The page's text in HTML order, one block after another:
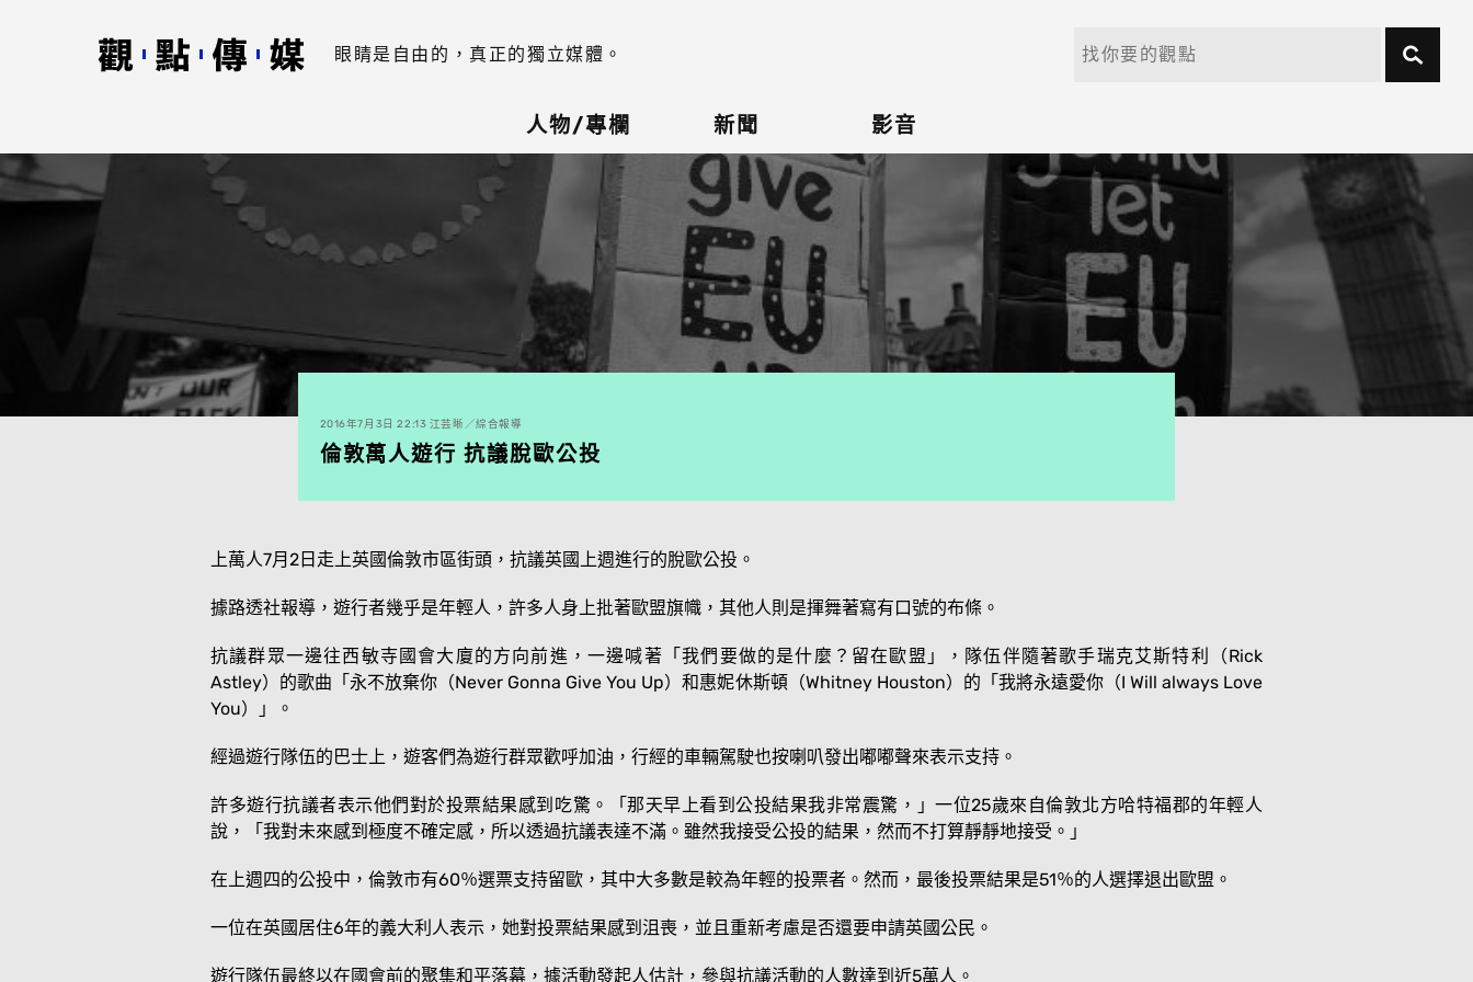
眼睛是自由的，真正的獨立媒體。
人物/專欄 新聞 影音
2016年7月3日 22:13 江芸晰／綜合報導
倫敦萬人遊行 抗議脫歐公投
上萬人7月2日走上英國倫敦市區街頭，抗議英國上週進行的脫歐公投。
據路透社報導，遊行者幾乎是年輕人，許多人身上批著歐盟旗幟，其他人則是揮舞著寫有口號的布條。
抗議群眾一邊往西敏寺國會大廈的方向前進，一邊喊著「我們要做的是什麼？留在歐盟」，隊伍伴隨著歌手瑞克艾斯特利（Rick
Astley）的歌曲「永不放棄你（Never Gonna Give You Up）和惠妮休斯頓（Whitney Houston）的「我將永遠愛你（I Will always Love
You）」。
經過遊行隊伍的巴士上，遊客們為遊行群眾歡呼加油，行經的車輛駕駛也按喇叭發出嘟嘟聲來表示支持。
許多遊行抗議者表示他們對於投票結果感到吃驚。「那天早上看到公投結果我非常震驚，」一位25歲來自倫敦北方哈特福郡的年輕人
說，「我對未來感到極度不確定感，所以透過抗議表達不滿。雖然我接受公投的結果，然而不打算靜靜地接受。」
在上週四的公投中，倫敦市有60％選票支持留歐，其中大多數是較為年輕的投票者。然而，最後投票結果是51％的人選擇退出歐盟。
一位在英國居住6年的義大利人表示，她對投票結果感到沮喪，並且重新考慮是否還要申請英國公民。
遊行隊伍最終以在國會前的聚集和平落幕，據活動發起人估計，參與抗議活動的人數達到近5萬人。